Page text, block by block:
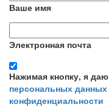
Ваше имя
Электронная почта
Нажимая кнопку, я
персональных данных
конфиденциальности